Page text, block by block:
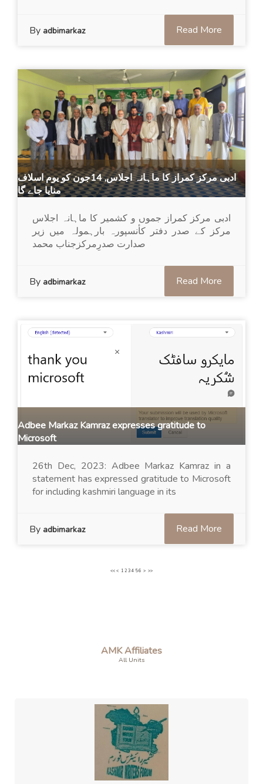
By adbimarkaz Read More
ادبی مرکز کمراز کا ماہانہ اجلاس, 14جون کو یوم اسلاف
منایا جاے گا
ادبی مرکز کمراز جموں و کشمیر کا ماہانہ اجلاس
مرکز کے صدر دفتر کأنسپورہ بارہمولہ میں زیر
صدارت صدرِمرکزجناب محمد
By adbimarkaz Read More
Adbee Markaz Kamraz expresses gratitude to
Microsoft
26th Dec, 2023: Adbee Markaz Kamraz in a
statement has expressed gratitude to Microsoft
for including kashmiri language in its
By adbimarkaz Read More
<< < 1 2 3 4 5 6 > >>
AMK Affiliates
All Units